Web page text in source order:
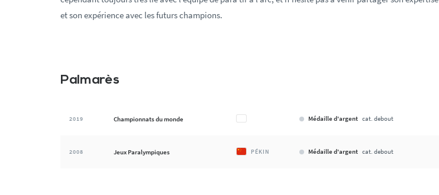
et son expérience avec les futurs champions.
Palmarès
2019 Championnats du monde Médaille d'argent cat. debout
2008 Jeux Paralympiques PÉKIN Médaille d'argent cat. debout